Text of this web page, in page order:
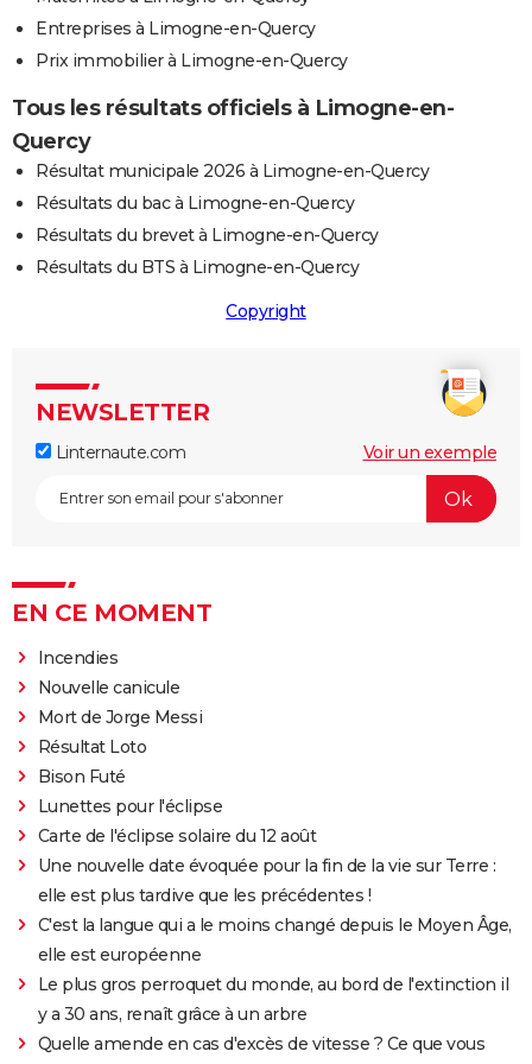
Entreprises à Limogne-en-Quercy
Prix immobilier à Limogne-en-Quercy
Tous les résultats officiels à Limogne-en-
Quercy
Résultat municipale 2026 à Limogne-en-Quercy
Résultats du bac à Limogne-en-Quercy
Résultats du brevet à Limogne-en-Quercy
Résultats du BTS à Limogne-en-Quercy
Copyright
NEWSLETTER
Linternaute.com Voir un exemple
EN CE MOMENT
Incendies
Nouvelle canicule
Mort de Jorge Messi
Résultat Loto
Bison Futé
Lunettes pour l'éclipse
Carte de l'éclipse solaire du 12 août
Une nouvelle date évoquée pour la fin de la vie sur Terre :
elle est plus tardive que les précédentes !
C'est la langue qui a le moins changé depuis le Moyen Âge,
elle est européenne
Le plus gros perroquet du monde, au bord de l'extinction il
y a 30 ans, renaît grâce à un arbre
Quelle amende en cas d'excès de vitesse ? Ce que vous